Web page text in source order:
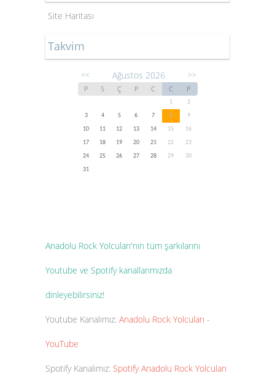
Site Haritası
Takvim
<< Ağustos 2026 >>
P S Ç P C C P
1
2
3
4 5 6 7 8
9
10
11 12 13 14 15
16
17
18 19 20 21 22
23
24
25 26 27 28 29
30
31
Anadolu Rock Yolcuları'nın tüm şarkılarını
Youtube ve Spotify kanallarımızda
dinleyebilirsiniz!
Youtube Kanalımız: Anadolu Rock Yolcuları -
YouTube
Spotify Kanalımız: Spotify Anadolu Rock Yolcuları